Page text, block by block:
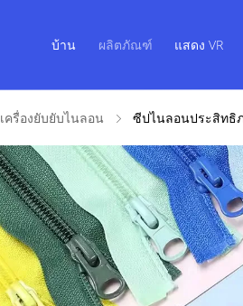
บ้าน ผลิตภัณฑ์ แสดง VR
เครื่องยับยับไนลอน ซีปไนลอนประสิทธิ